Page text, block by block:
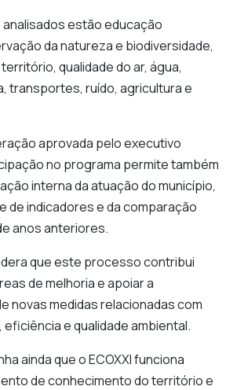
estão educação
da natureza e biodiversidade,
qualidade do ar, água,
transportes, ruído, agricultura e
aprovada pelo executivo
no programa permite também
interna da atuação do município,
de indicadores e da comparação
anos anteriores.
que este processo contribui
de melhoria e apoiar a
novas medidas relacionadas com
e qualidade ambiental.
ainda que o ECOXXI funciona
de conhecimento do território e